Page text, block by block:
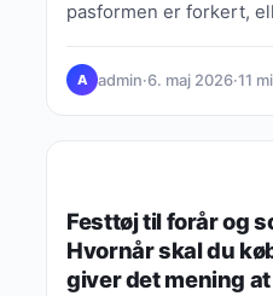
pasformen er forkert,
A admin·6. maj 2026·11
Festtøj til forår og
Hvornår skal du
giver det mening at